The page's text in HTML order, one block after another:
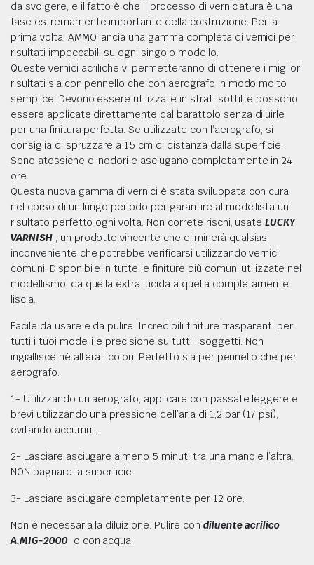
da svolgere, e il fatto è che il processo di verniciatura è una
fase estremamente importante della costruzione. Per la
prima volta, AMMO lancia una gamma completa di vernici per
risultati impeccabili su ogni singolo modello.
Queste vernici acriliche vi permetteranno di ottenere i migliori
risultati sia con pennello che con aerografo in modo molto
semplice. Devono essere utilizzate in strati sottili e possono
essere applicate direttamente dal barattolo senza diluirle
per una finitura perfetta. Se utilizzate con l’aerografo, si
consiglia di spruzzare a 15 cm di distanza dalla superficie.
Sono atossiche e inodori e asciugano completamente in 24
ore.
Questa nuova gamma di vernici è stata sviluppata con cura
nel corso di un lungo periodo per garantire al modellista un
risultato perfetto ogni volta. Non correte rischi, usateLUCKY
VARNISH, un prodotto vincente che eliminerà qualsiasi
inconveniente che potrebbe verificarsi utilizzando vernici
comuni. Disponibile in tutte le finiture più comuni utilizzate nel
modellismo, da quella extra lucida a quella completamente
liscia.
Facile da usare e da pulire. Incredibili finiture trasparenti per
tutti i tuoi modelli e precisione su tutti i soggetti. Non
ingiallisce né altera i colori. Perfetto sia per pennello che per
aerografo.
1- Utilizzando un aerografo, applicare con passate leggere e
brevi utilizzando una pressione dell’aria di 1,2 bar (17 psi),
evitando accumuli.
2- Lasciare asciugare almeno 5 minuti tra una mano e l’altra.
NON bagnare la superficie.
3- Lasciare asciugare completamente per 12 ore.
Non è necessaria la diluizione. Pulire con diluente acrilico
A.MIG-2000o con acqua.
E DIFFERENZIALI
VALLEJO DELLA SERIE NEW GAME COLOR WASH